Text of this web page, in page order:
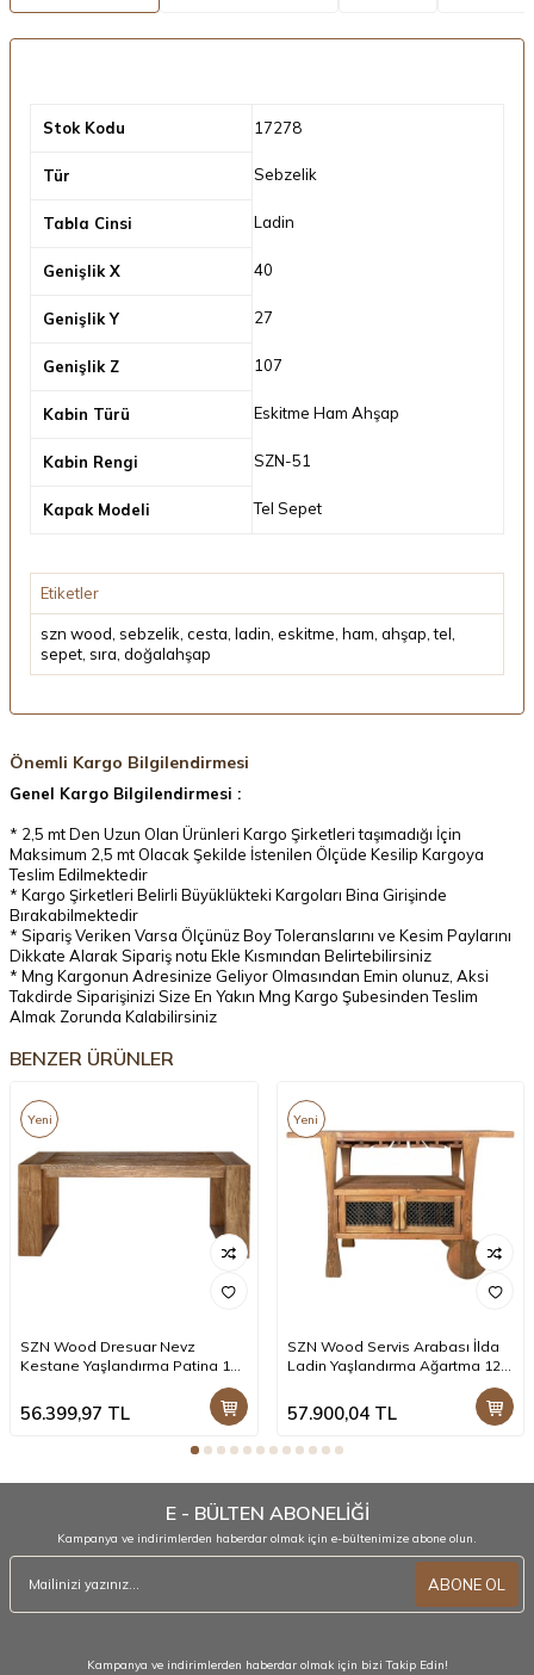
Stok Kodu 17278
Tür Sebzelik
Tabla Cinsi Ladin
Genişlik X 40
Genişlik Y 27
Genişlik Z 107
Kabin Türü Eskitme Ham Ahşap
Kabin Rengi SZN-51
Kapak Modeli Tel Sepet
Etiketler
szn wood sebzelik cesta ladin eskitme ham ahşap ,tel
sepet sıra doğalahşap
Önemli Kargo Bilgilendirmesi
Genel Kargo Bilgilendirmesi :
* 2,5 mt Den Uzun Olan Ürünleri Kargo Şirketleri taşımadığı İçin
Maksimum 2,5 mt Olacak Şekilde İstenilen Ölçüde Kesilip Kargoya
Teslim Edilmektedir
* Kargo Şirketleri Belirli Büyüklükteki Kargoları Bina Girişinde
Bırakabilmektedir
* Sipariş Veriken Varsa Ölçünüz Boy Toleranslarını ve Kesim Paylarını
Dikkate Alarak Sipariş notu Ekle Kısmından Belirtebilirsiniz
* Mng Kargonun Adresinize Geliyor Olmasından Emin olunuz, Aksi
Takdirde Siparişinizi Size En Yakın Mng Kargo Şubesinden Teslim
Almak Zorunda Kalabilirsiniz
BENZER ÜRÜNLER
Yeni
SZN Wood Dresuar Nevz
Kestane Yaşlandırma Patina 180
56.399,97 TL
Yeni
SZN Wood Servis Arabası İlda
Ladin Yaşlandırma Ağartma 128
57.900,04TL
E - BÜLTEN ABONELİĞİ
Kampanya ve indirimlerden haberdar olmak için e-bültenimize abone olun.
ABONE OL
Kampanya ve indirimlerden haberdar olmak için bizi Takip Edin!